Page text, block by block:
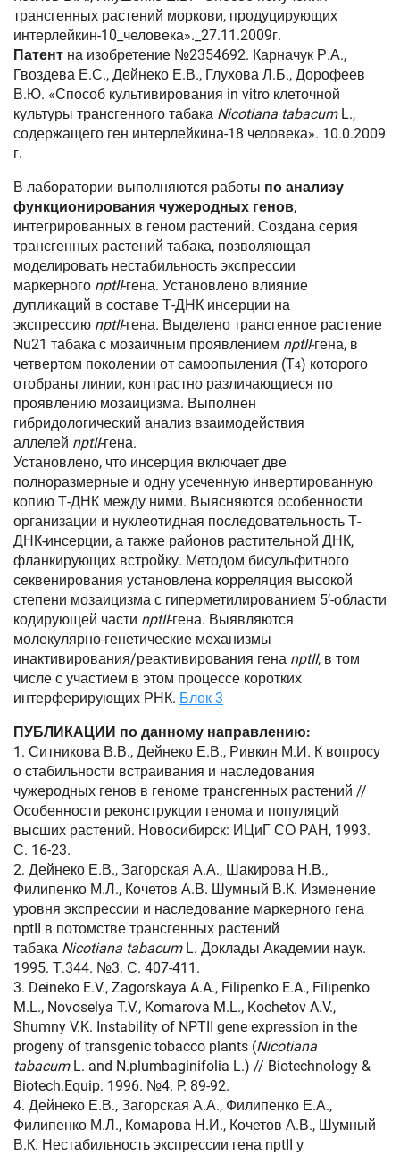
трансгенных растений моркови, продуцирующих
интерлейкин-10_человека»._27.11.2009г.
Патент на изобретение №2354692. Карначук Р.А.,
Гвоздева Е.С., Дейнеко Е.В., Глухова Л.Б., Дорофеев
В.Ю. «Способ культивирования in vitro клеточной
культуры трансгенного табака Nicotiana tabacum L.,
содержащего ген интерлейкина-18 человека». 10.0.2009
г.
В лаборатории выполняются работы по анализу
функционирования чужеродных генов,
интегрированных в геном растений. Создана серия
трансгенных растений табака, позволяющая
моделировать нестабильность экспрессии
маркерного nptII-гена. Установлено влияние
дупликаций в составе Т-ДНК инсерции на
экспрессию nptII-гена. Выделено трансгенное растение
Nu21 табака с мозаичным проявлением nptII-гена, в
четвертом поколении от самоопыления (T4) которого
отобраны линии, контрастно различающиеся по
проявлению мозаицизма. Выполнен
гибридологический анализ взаимодействия
аллелей nptII-гена.
Установлено, что инсерция включает две
полноразмерные и одну усеченную инвертированную
копию Т-ДНК между ними. Выясняются особенности
организации и нуклеотидная последовательность Т-
ДНК-инсерции, а также районов растительной ДНК,
фланкирующих встройку. Методом бисульфитного
секвенирования установлена корреляция высокой
степени мозаицизма с гиперметилированием 5’-области
кодирующей части nptII-гена. Выявляются
молекулярно-генетические механизмы
инактивирования/реактивирования гена nptII, в том
числе с участием в этом процессе коротких
интерферирующих РНК. Блок 3
ПУБЛИКАЦИИ по данному направлению:
1. Ситникова В.В., Дейнеко Е.В., Ривкин М.И. К вопросу
о стабильности встраивания и наследования
чужеродных генов в геноме трансгенных растений //
Особенности реконструкции генома и популяций
высших растений. Новосибирск: ИЦиГ СО РАН, 1993.
С. 16-23.
2. Дейнеко Е.В., Загорская А.А., Шакирова Н.В.,
Филипенко М.Л., Кочетов А.В. Шумный В.К. Изменение
уровня экспрессии и наследование маркерного гена
nptII в потомстве трансгенных растений
табака Nicotiana tabacumL. Доклады Академии наук.
1995. Т.344. №3. С. 407-411.
3. Deineko E.V., Zagorskaya A.A., Filipenko E.A., Filipenko
M.L., Novoselya T.V., Komarova M.L., Kochetov A.V.,
Shumny V.K. Instability of NPTII gene expression in the
progeny of transgenic tobacco plants (Nicotiana
tabacum L. and N.plumbaginifolia L.) // Biotechnology &
Biotech.Equip. 1996. №4. P. 89-92.
4. Дейнеко Е.В., Загорская А.А., Филипенко Е.А.,
Филипенко М.Л., Комарова Н.И., Кочетов А.В., Шумный
В.К. Нестабильность экспрессии гена nptII у